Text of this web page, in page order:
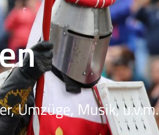
Umzüge, Musik, u.v.m.